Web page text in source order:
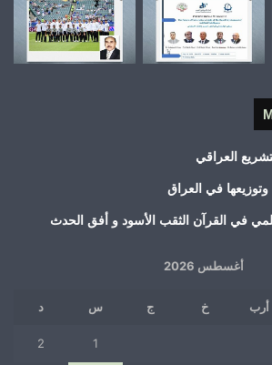
العراقي
وتوزيعها في العراق
في القرآن الثقب الأسود و أفق الحدث
أغسطس 2026
أرب خ ج س د
1
2